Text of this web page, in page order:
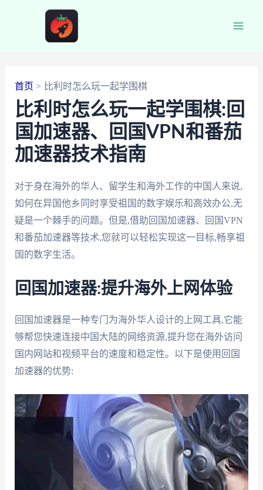
首页 比利时怎么玩一起学围棋
比利时怎么玩一起学围棋:回
国加速器、回国VPN和番茄
加速器技术指南
对于身在海外的华人、留学生和海外工作的中国人来说,
如何在异国他乡同时享受祖国的数字娱乐和高效办公,无
疑是一个棘手的问题。但是,借助回国加速器、回国VPN
和番茄加速器等技术,您就可以轻松实现这一目标,畅享祖
国的数字生活。
回国加速器:提升海外上网体验
回国加速器是一种专门为海外华人设计的上网工具,它能
够帮您快速连接中国大陆的网络资源,提升您在海外访问
国内网站和视频平台的速度和稳定性。以下是使用回国
加速器的优势: